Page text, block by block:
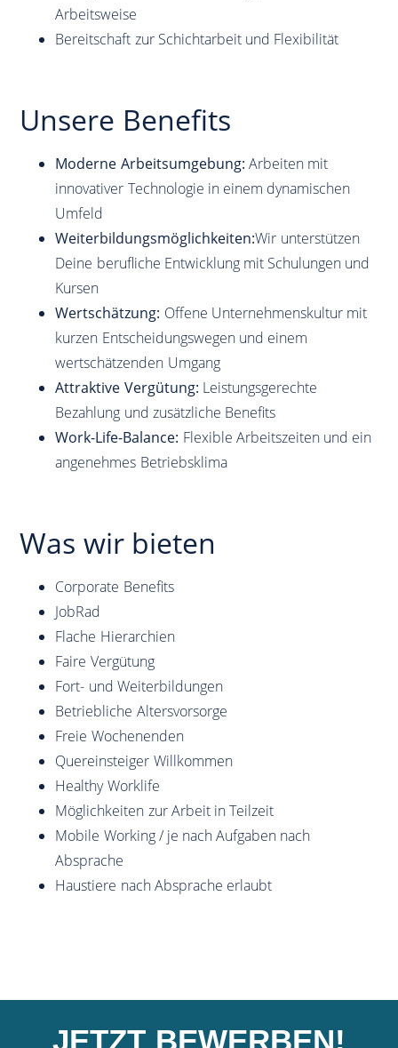
Arbeitsweise
Bereitschaft zur Schichtarbeit und Flexibilität
Unsere Benefits
Moderne Arbeitsumgebung: Arbeiten mit
innovativer Technologie in einem dynamischen
Umfeld
Weiterbildungsmöglichkeiten:Wir unterstützen
Deine berufliche Entwicklung mit Schulungen und
Kursen
Wertschätzung: Offene Unternehmenskultur mit
kurzen Entscheidungswegen und einem
wertschätzenden Umgang
Attraktive Vergütung: Leistungsgerechte
Bezahlung und zusätzliche Benefits
Work-Life-Balance: Flexible Arbeitszeiten und ein
angenehmes Betriebsklima
Was wir bieten
Corporate Benefits
JobRad
Flache Hierarchien
Faire Vergütung
Fort- und Weiterbildungen
Betriebliche Altersvorsorge
Freie Wochenenden
Quereinsteiger Willkommen
Healthy Worklife
Möglichkeiten zur Arbeit in Teilzeit
Mobile Working / je nach Aufgaben nach
Absprache
Haustiere nach Absprache erlaubt
JETZT BEWERBEN!